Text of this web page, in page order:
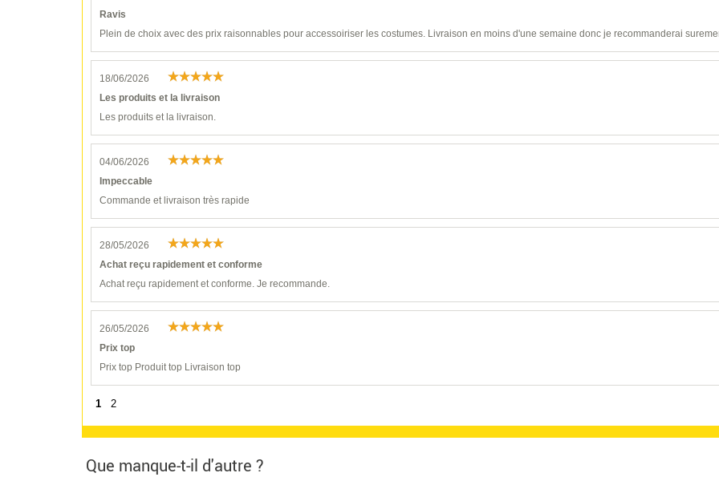
Ravis
Plein de choix avec des prix raisonnables pour accessoiriser les costumes. Livraison en moins d'une semaine donc je recommanderai
18/06/2026
Les produits et la livraison
Les produits et la livraison.
04/06/2026
Impeccable
Commande et livraison très rapide
28/05/2026
Achat reçu rapidement et conforme
Achat reçu rapidement et conforme. Je recommande.
26/05/2026
Prix top
Prix top Produit top Livraison top
1 2
Que manque-t-il d'autre ?